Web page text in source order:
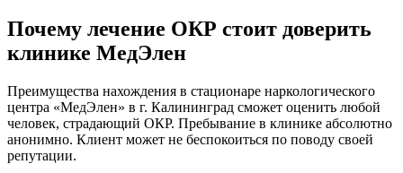
Почему лечение ОКР стоит доверить
клинике МедЭлен
Преимущества нахождения в стационаре наркологического
центра «МедЭлен» в г. Калининград сможет оценить любой
человек, страдающий ОКР. Пребывание в клинике абсолютно
анонимно. Клиент может не беспокоиться по поводу своей
репутации.